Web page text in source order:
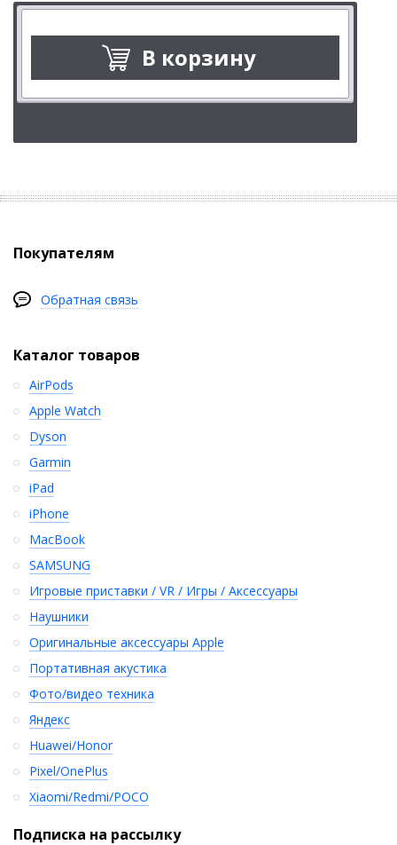
В корзину
Покупателям
Обратная связь
Каталог товаров
AirPods
Apple Watch
Dyson
Garmin
iPad
iPhone
MacBook
SAMSUNG
Игровые приставки / VR / Игры / Аксессуары
Наушники
Оригинальные аксессуары Apple
Портативная акустика
Фото/видео техника
Яндекс
Huawei/Honor
Pixel/OnePlus
Xiaomi/Redmi/POCO
Подписка на рассылку